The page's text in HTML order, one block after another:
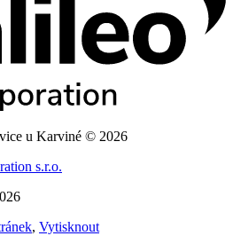
u Karviné © 2026
s.r.o.
, Vytisknout